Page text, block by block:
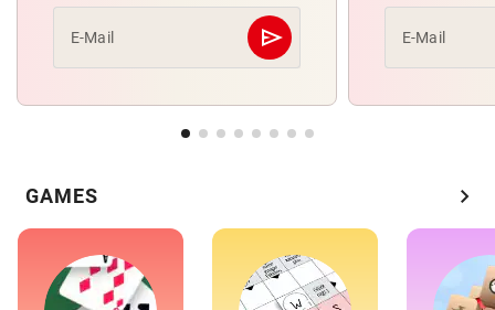
E-Mail send
Abschicken E-Mail
GAMES chevron_right